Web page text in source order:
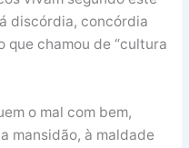
discórdia, concórdia
que chamou de “cultura
o mal com bem,
mansidão, à maldade